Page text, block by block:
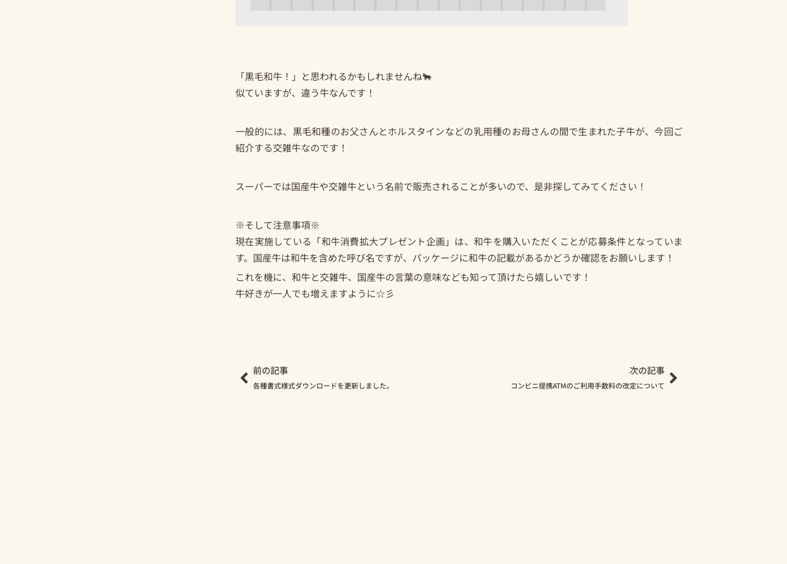
「黒毛和牛！」と思われるかもしれませんね🐂
似ていますが、違う牛なんです！
一般的には、黒毛和種のお父さんとホルスタインなどの乳用種のお母さんの間で生まれた子牛が、今回ご
紹介する交雑牛なのです！
スーパーでは国産牛や交雑牛という名前で販売されることが多いので、是非探してみてください！
※そして注意事項※
現在実施している「和牛消費拡大プレゼント企画」は、和牛を購入いただくことが応募条件となっていま
す。国産牛は和牛を含めた呼び名ですが、パッケージに和牛の記載があるかどうか確認をお願いします！
これを機に、和牛と交雑牛、国産牛の言葉の意味なども知って頂けたら嬉しいです！
牛好きが一人でも増えますように☆彡
前の記事
各種書式様式ダウンロードを更新しました。
次の記事
コンビニ提携ATMのご利用手数料の改定について